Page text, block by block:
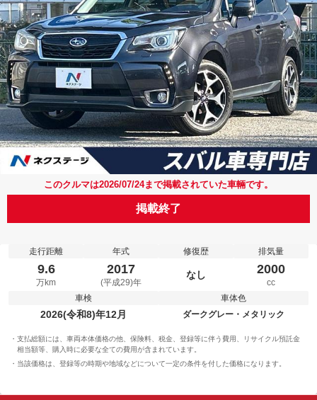
このクルマは2026/07/24まで掲載されていた車輛です。
掲載終了
走行距離
9.6
万km
年式
2017
(平成29)年
修復歴
なし
排気量
2000
cc
車検
2026(令和8)年12月
車体色
ダークグレー・メタリック
支払総額には、車両本体価格の他、保険料、税金、登録等に伴う費用、リサイクル預託金
相当額等、購入時に必要な全ての費用が含まれています。
当該価格は、登録等の時期や地域などについて一定の条件を付した価格になります。